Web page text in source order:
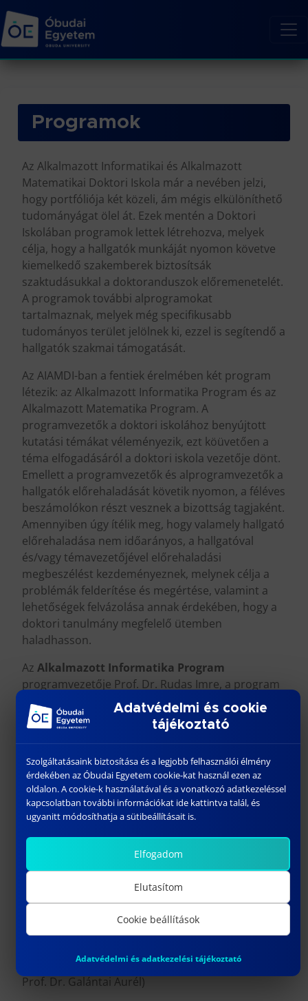
Programok
Az Alkalmazott Informatikai és Alkalmazott
Matematikai Doktori Iskola már a nevében jelzi,
hogy portfóliója két közeli, ám mégis elkülöníthető
tudományágat ölel át. Ezek mentén a Doktori
Iskolában programok lettek létrehozva, melyek
célja, hogy a hallgatók munkáját nyomon követve
kiemelkedő szakemberek biztosítsák
szaktudásukkal a doktoranduszok előremenetelét.
A programok további alprogramokat
tartalmaznak, melyek még specifikusabb
tudományos terület jelölnek ki, ezzel is segítendő a
hallgatók szakmai támogatását.
Az AIAMDI-ban a fentiek érelmében két program
létezik: az Alkalmazott Informatika Program és az
Alkalmazott Matematika Program. A
programvezetők a doktori iskolához benyújtott
kutatási témákat véleményezik, ezt köüvetően a
téma elfogadásáról a doktori iskola vezetője dönt.
Emellett a programvezetők és alprogramvezetők a
hallgatók előrehaladását követik nyomon, a féléves
beszámolókon részt vesznek a bizottság tagjaként.
Amennyiben úgy ítélik meg, hogy valamely hallgató
előrehaladása nem időarányos, a hallgatóval
és/vagy témavezetőjével előrehaladási
megbeszélést kezdeményeznek, melynek célja a
problémák felderítése és megértése, valamint a
lehetőségek felvázolása annak érdekében, hogy a
doktori tanulmány megfelelő ütemben
haladhasson.
Az Alkalmazott Informatika Program
programvezetője Prof. Dr. Rudas Imre, a program
négy alprogramból áll:
I.1. Informatikai alapok és alkalmazások (vezető:
Prof. Dr. Várkonyiné Kóczy Annamária)
I.2. Kiberorvosi rendszerek (vezető: Prof. Dr.
Kovács Levente)
I.3. Kiberfizikai rendszerek (vezető: Prof. Dr. Tar
I.4. Mérnöki számítások és modellek (vezető: Prof.
Dr. Rudas Imre).
AzAlkalmazott Matematika Program
programvezetője Prof. Dr. Galántai Aurél, a
program két alprogramból áll:
M.1. Matematikai alapok és alkalmazások (vezető:
Prof. Dr. Galántai Aurél)
Adatvédelmi és cookie
tájékoztató
Szolgáltatásaink biztosítása és a legjobb felhasználói élmény
érdekében az Óbudai Egyetem cookie-kat használ ezen az
oldalon. A cookie-k használatával és a vonatkozó adatkezeléssel
kapcsolatban további információkat ide kattintva talál, és
ugyanitt módosíthatja a sütibeállításait is.
Elfogadom
Elutasítom
Cookie beállítások
Adatvédelmi és adatkezelési tájékoztató